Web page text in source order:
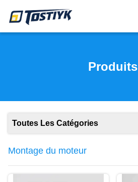
Produits
Toutes Les Catégories
Montage du moteur